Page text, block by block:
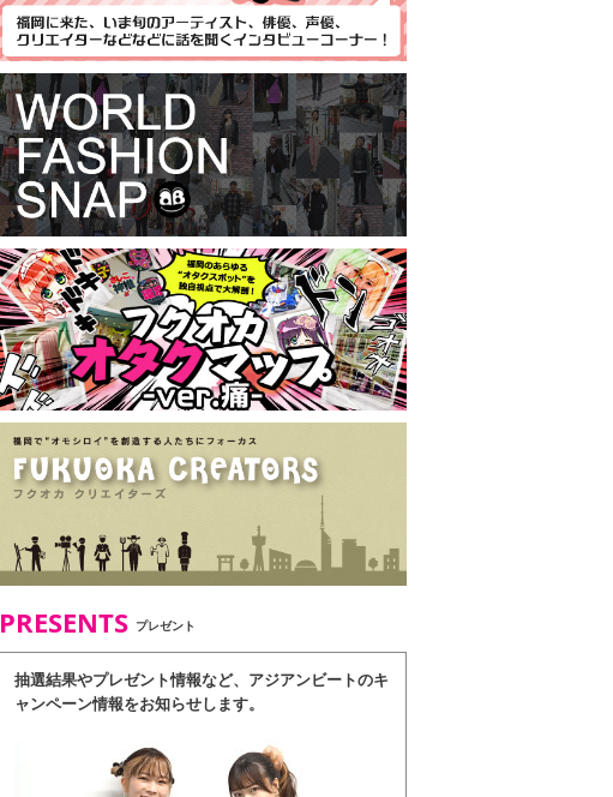
PRESENTS プレゼント
抽選結果やプレゼント情報など、アジアンビートのキ
ャンペーン情報をお知らせします。